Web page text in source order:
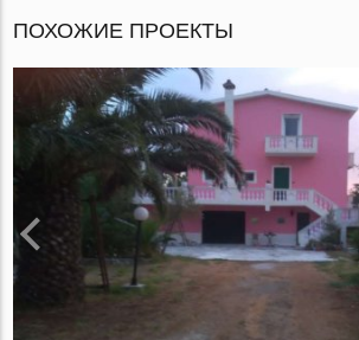
ПОХОЖИЕ ПРОЕКТЫ